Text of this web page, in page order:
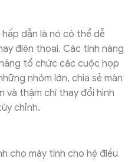
dẫn là nó có thể dễ
điện thoại. Các tính năng
tổ chức các cuộc họp
nhóm lớn, chia sẻ màn
và thậm chí thay đổi hình
chỉnh.
cho máy tính cho hệ điều